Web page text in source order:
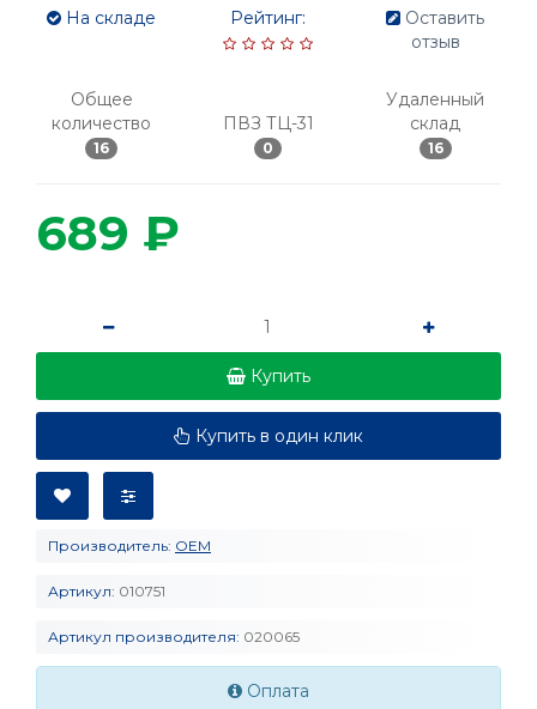
На складе
Общее
количество
16
Рейтинг:
ПВЗ ТЦ-31
0
Оставить
отзыв
Удаленный
склад
16
689 ₽
Купить
Купить в один клик
Производитель: OEM
Артикул: 010751
Артикул производителя: 020065
Оплата